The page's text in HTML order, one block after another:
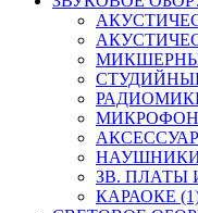
НАУШНИКИ
ЗВ. ПЛАТЫ
КАРАОКЕ